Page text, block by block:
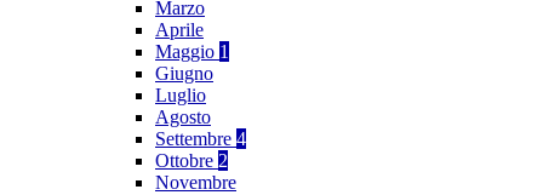
Marzo
Aprile
Maggio 1
Giugno
Luglio
Agosto
Settembre 4
Ottobre 2
Novembre